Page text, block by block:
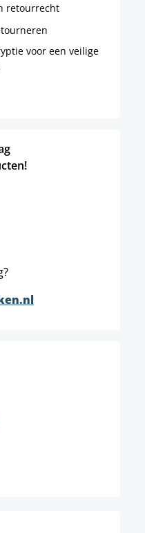
retourrecht
voor een veilige